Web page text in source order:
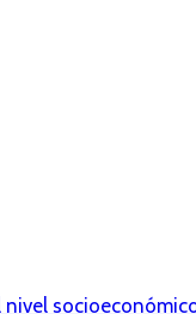
nivel